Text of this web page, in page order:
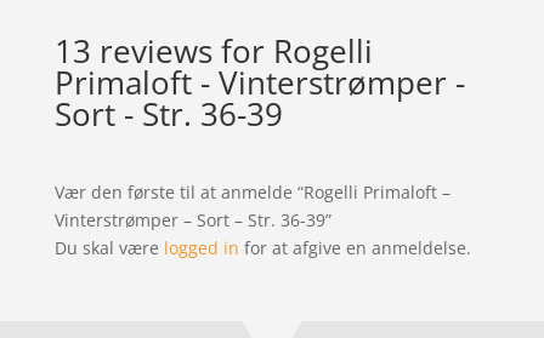
13 reviews for Rogelli
Primaloft - Vinterstrømper -
Sort - Str. 36-39
Vær den første til at anmelde “Rogelli Primaloft –
Vinterstrømper – Sort – Str. 36-39”
Du skal være logged in for at afgive en anmeldelse.